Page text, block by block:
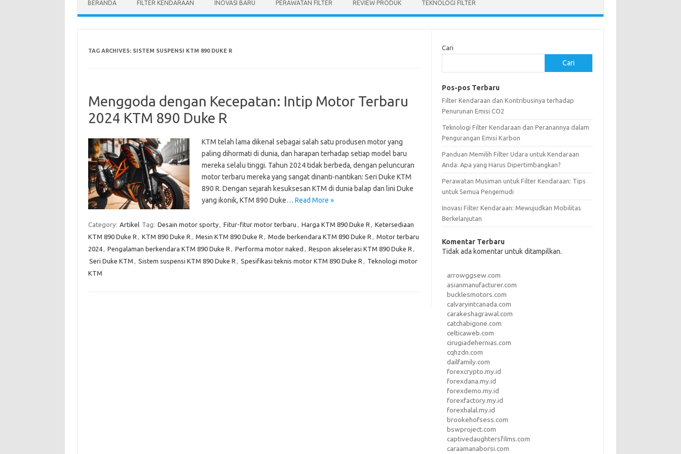
BERANDA FILTER KENDARAAN INOVASI BARU PERAWATAN FILTER REVIEW PRODUK TEKNOLOGI FILTER
TAG ARCHIVES: SISTEM SUSPENSI KTM 890 DUKE R
Menggoda dengan Kecepatan: Intip Motor Terbaru
2024 KTM 890 Duke R
KTM telah lama dikenal sebagai salah satu produsen motor yang
paling dihormati di dunia, dan harapan terhadap setiap model baru
mereka selalu tinggi. Tahun 2024 tidak berbeda, dengan peluncuran
motor terbaru mereka yang sangat dinanti-nantikan: Seri Duke KTM
890 R. Dengan sejarah kesuksesan KTM di dunia balap dan lini Duke
yang ikonik, KTM 890 Duke… Read More »
Category: Artikel Tag: Desain motor sporty, Fitur-fitur motor terbaru , Harga KTM 890 Duke R , Ketersediaan
KTM 890 Duke R , KTM 890 Duke R , Mesin KTM 890 Duke R , Mode berkendara KTM 890 Duke R , Motor terbaru
2024, Pengalaman berkendara KTM 890 Duke R , Performa motor naked , Respon akselerasi KTM 890 Duke R ,
Seri Duke KTM , Sistem suspensi KTM 890 Duke R , Spesifikasi teknis motor KTM 890 Duke R , Teknologi motor
KTM
Cari
Cari
Pos-pos Terbaru
Filter Kendaraan dan Kontribusinya terhadap
Penurunan Emisi CO2
Teknologi Filter Kendaraan dan Peranannya dalam
Pengurangan Emisi Karbon
Panduan Memilih Filter Udara untuk Kendaraan
Anda: Apa yang Harus Dipertimbangkan?
Perawatan Musiman untuk Filter Kendaraan: Tips
untuk Semua Pengemudi
Inovasi Filter Kendaraan: Mewujudkan Mobilitas
Berkelanjutan
Komentar Terbaru
Tidak ada komentar untuk ditampilkan.
arrowggsew.com
asianmanufacturer.com
bucklesmotors.com
calvaryintcanada.com
carakeshagrawal.com
catchabigone.com
celticaweb.com
cirugiadehernias.com
cqhzdn.com
dailfamily.com
forexcrypto.my.id
forexdana.my.id
forexdemo.my.id
forexfactory.my.id
forexhalal.my.id
brookehofsess.com
bswproject.com
captivedaughtersfilms.com
caraamanaborsi.com